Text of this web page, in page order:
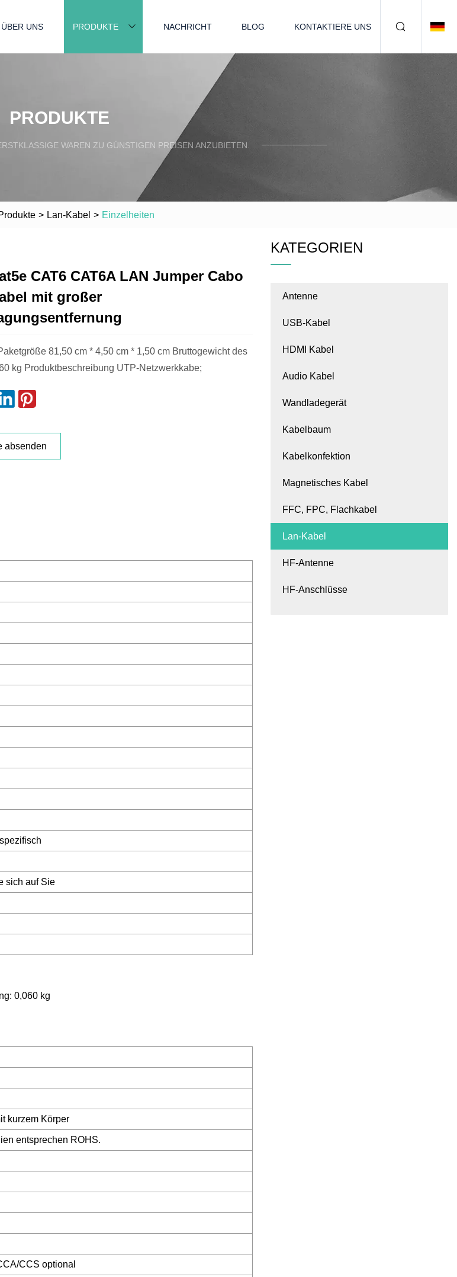
ÜBER UNS PRODUKTE NACHRICHT BLOG KONTAKTIERE UNS
PRODUKTE
WAREN ZU GÜNSTIGEN PREISEN ANZUBIETEN.
> Lan-Kabel > Einzelheiten
CAT6 CAT6A LAN Jumper Cabo
mit großer
81,50 cm * 4,50 cm * 1,50 cm Bruttogewicht des
kg Produktbeschreibung UTP-Netzwerkkabe;
absenden
sich auf Sie
0,060 kg
kurzem Körper
entsprechen ROHS.
CCS optional
KATEGORIEN
Antenne
USB-Kabel
HDMI Kabel
Audio Kabel
Wandladegerät
Kabelbaum
Kabelkonfektion
Magnetisches Kabel
FFC, FPC, Flachkabel
Lan-Kabel
HF-Antenne
HF-Anschlüsse